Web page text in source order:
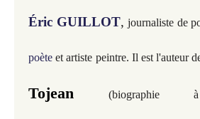
Éric GUILLOT,journaliste de
poète et artiste peintre. Il est l'auteur
Tojean (biographie